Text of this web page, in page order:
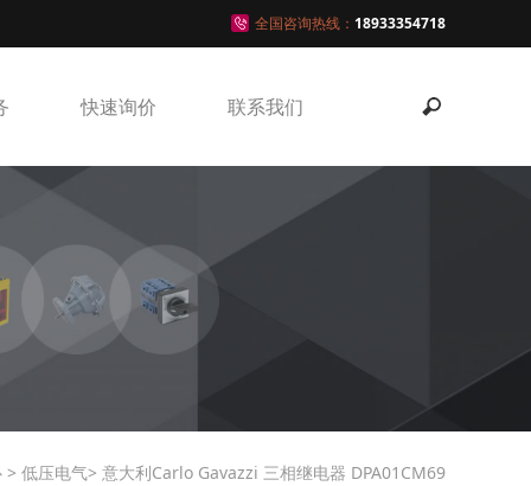
全国咨询热线： 18933354718
快速询价 联系我们
> 低压电气> 意大利Carlo Gavazzi 三相继电器 DPA01CM69